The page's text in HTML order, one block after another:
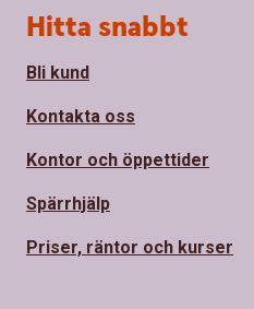
Sidfot
Hitta snabbt
Bli kund
Kontakta oss
Kontor och öppettider
Spärrhjälp
Priser, räntor och kurser